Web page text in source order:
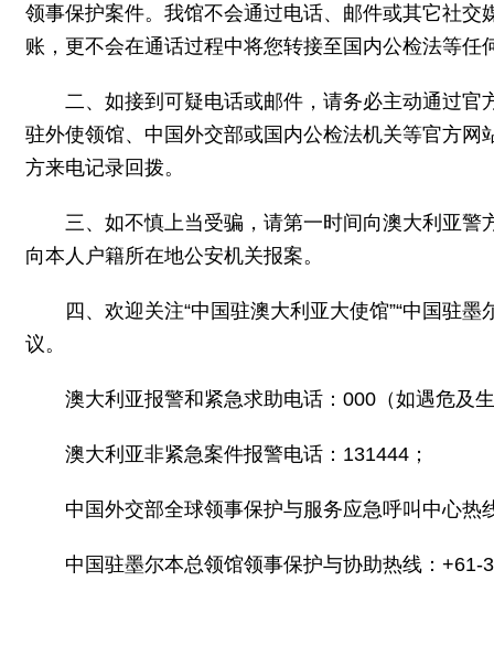
领事保护案件。我馆不会通过电话、邮件或其它社交
账，更不会在通话过程中将您转接至国内公检法等任
二、如接到可疑电话或邮件，请务必主动通过官
驻外使领馆、中国外交部或国内公检法机关等官方
方来电记录回拨。
三、如不慎上当受骗，请第一时间向澳大利亚
向本人户籍所在地公安机关报案。
四、欢迎关注“中国驻澳大利亚大使馆”“中国驻
议。
澳大利亚报警和紧急求助电话：000（如遇危及
澳大利亚非紧急案件报警电话：131444；
中国外交部全球领事保护与服务应急呼叫中心
中国驻墨尔本总领馆领事保护与协助热线：+61-